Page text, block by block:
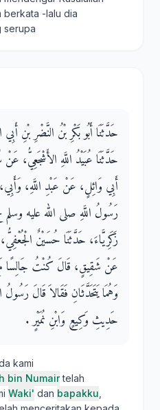
berkata -lalu dia
serupa
حَدَّثَنَا أَبُو بَكْرِ بْنُ النَّضْرِ بْنِ
حَدَّثَنَا عُبَيْدُ اللَّهِ
أَبِي وَائِلٍ، عَنْ عَبْدِ اللَّهِ،
رَسُولُ اللَّهِ صلى الله عليه
زَكَرِيَّاءَ، حَدَّثَنَا حُسَيْنٌ
عَنْ شَقِيقٍ، قَالَ كُنْتُ جَالِسًا
وَهُمَا يَتَحَدَّثَانِ فَقَالاَ قَالَ رَسُولُ
حَدِيثِ وَكِيعٍ وَابْنِ نُمَيْرٍ ‏.‏
kami
bin Numairtelah
Waki' dan bapakku